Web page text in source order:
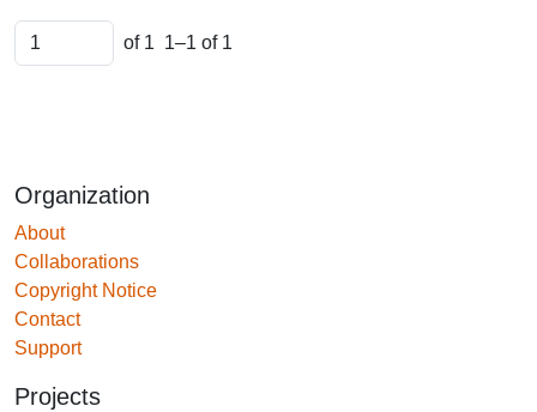
of 1 1–1 of 1
Organization
About
Collaborations
Copyright Notice
Contact
Support
Projects